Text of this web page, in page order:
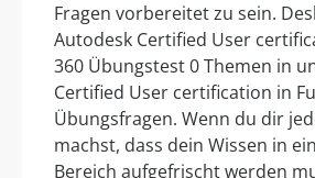
Fragen vorbereitet zu sein.
Autodesk Certified User
360 Übungstest 0 Themen in
Certified User certification in
Übungsfragen. Wenn du dir
machst, dass dein Wissen in
Bereich aufgefrischt werden